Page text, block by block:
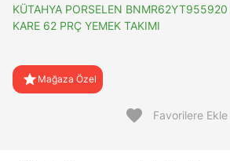
KÜTAHYA PORSELEN
KARE 62 PRÇ YEMEK TAKIMI
star Mağaza Özel
favorite Favorilere Ekle